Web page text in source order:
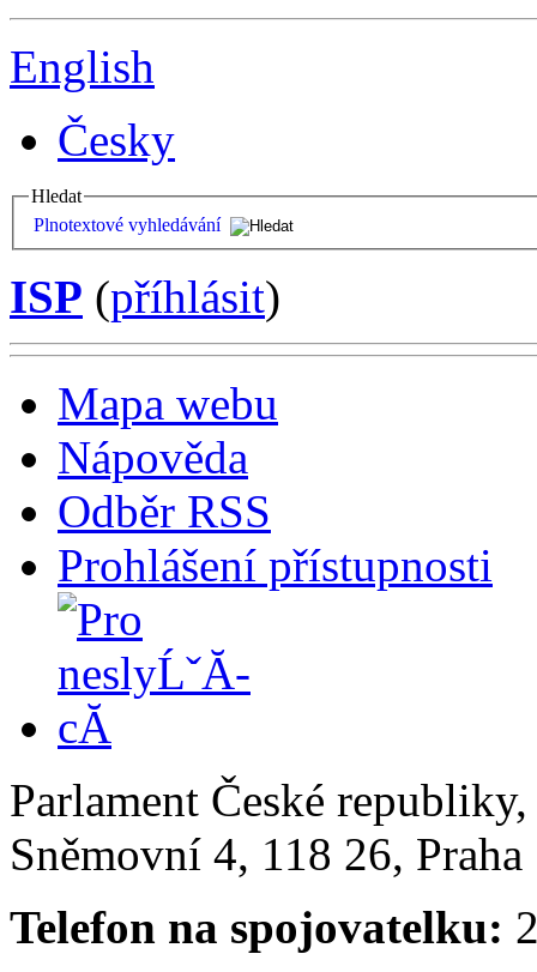
English
Česky
Hledat
Plnotextové vyhledávání
ISP (příhlásit)
Mapa webu
Nápověda
Odběr RSS
Prohlášení přístupnosti
Parlament České
Sněmovní 4, 118 26,
Telefon na spojovatelku: